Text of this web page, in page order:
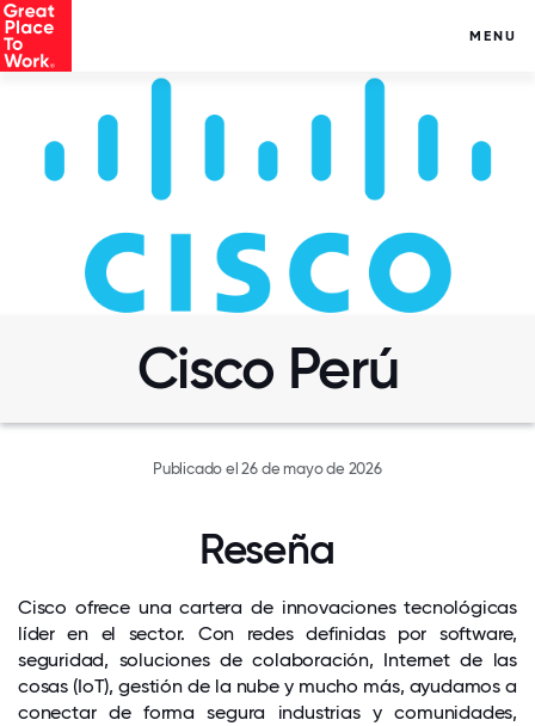
MENU
Cisco Perú
Publicado el 26 de mayo de 2026
Reseña
Cisco ofrece una cartera de innovaciones tecnológicas
líder en el sector. Con redes definidas por software,
seguridad, soluciones de colaboración, Internet de las
cosas (IoT), gestión de la nube y mucho más, ayudamos a
conectar de forma segura industrias y comunidades,